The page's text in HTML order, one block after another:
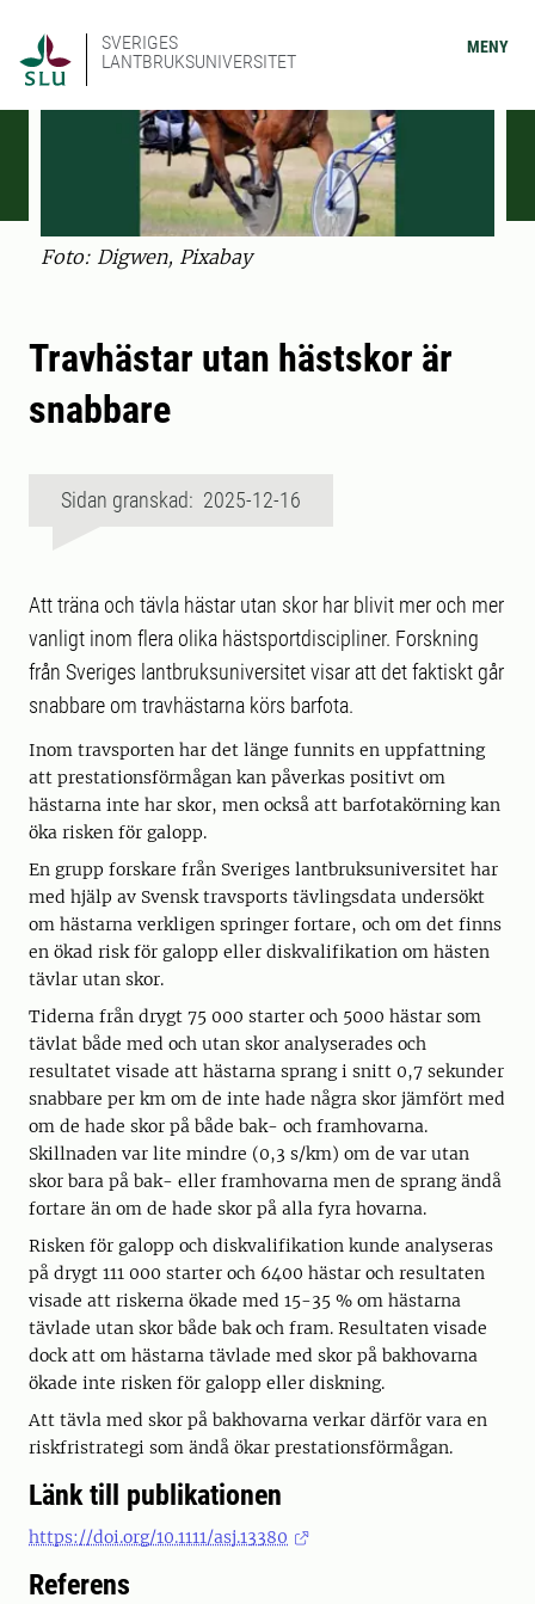
SVERIGES
LANTBRUKSUNIVERSITET
MENY
Foto: Digwen, Pixabay
Travhästar utan hästskor är
snabbare
Sidan granskad: 2025-12-16
Att träna och tävla hästar utan skor har blivit mer och mer
vanligt inom flera olika hästsportdiscipliner. Forskning
från Sveriges lantbruksuniversitet visar att det faktiskt går
snabbare om travhästarna körs barfota.
Inom travsporten har det länge funnits en uppfattning
att prestationsförmågan kan påverkas positivt om
hästarna inte har skor, men också att barfotakörning kan
öka risken för galopp.
En grupp forskare från Sveriges lantbruksuniversitet har
med hjälp av Svensk travsports tävlingsdata undersökt
om hästarna verkligen springer fortare, och om det finns
en ökad risk för galopp eller diskvalifikation om hästen
tävlar utan skor.
Tiderna från drygt 75 000 starter och 5000 hästar som
tävlat både med och utan skor analyserades och
resultatet visade att hästarna sprang i snitt 0,7 sekunder
snabbare per km om de inte hade några skor jämfört med
om de hade skor på både bak- och framhovarna.
Skillnaden var lite mindre (0,3 s/km) om de var utan
skor bara på bak- eller framhovarna men de sprang ändå
fortare än om de hade skor på alla fyra hovarna.
Risken för galopp och diskvalifikation kunde analyseras
på drygt 111 000 starter och 6400 hästar och resultaten
visade att riskerna ökade med 15-35 % om hästarna
tävlade utan skor både bak och fram. Resultaten visade
dock att om hästarna tävlade med skor på bakhovarna
ökade inte risken för galopp eller diskning.
Att tävla med skor på bakhovarna verkar därför vara en
riskfristrategi som ändå ökar prestationsförmågan.
Länk till publikationen
https://doi.org/10.1111/asj.13380
Referens